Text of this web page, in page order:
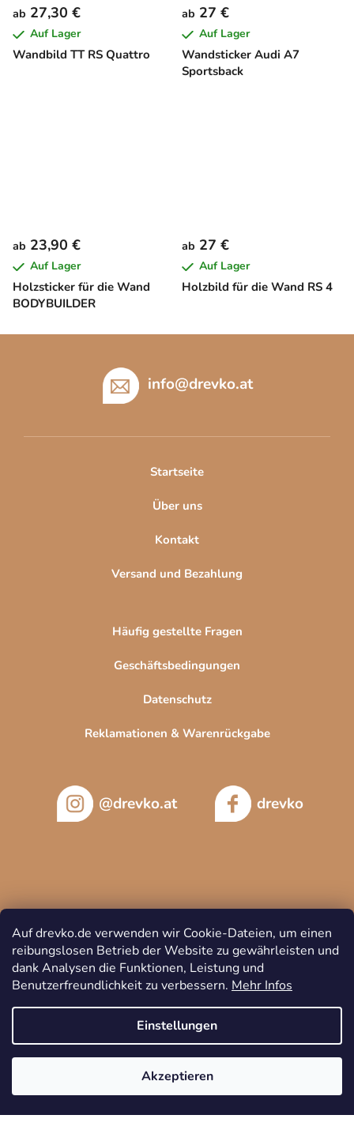
Auf drevko.de verwenden wir Cookie-Dateien, um einen
reibungslosen Betrieb der Website zu gewährleisten und
dank Analysen die Funktionen, Leistung und
Benutzerfreundlichkeit zu verbessern. Mehr Infos
Einstellungen
Akzeptieren
Wandbild TT RS Quattro
ab 27,30 €
Auf Lager
Wandsticker Audi A7
Sportsback
ab 27 €
Auf Lager
Holzsticker für die Wand
BODYBUILDER
ab 23,90 €
Auf Lager
Holzbild für die Wand RS 4
ab 27 €
Auf Lager
info@drevko.at
Startseite
Über uns
Kontakt
Versand und Bezahlung
Häufig gestellte Fragen
Geschäftsbedingungen
Datenschutz
Reklamationen & Warenrückgabe
@drevko.at drevko
DREVKO. Alle Rechte vorbehalten.
Einstellungen ändern